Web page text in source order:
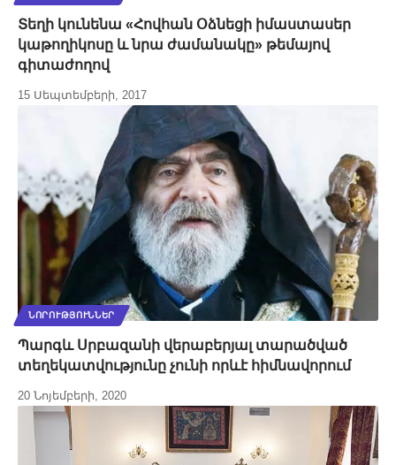
Տեղի կունենա «Հովհան Օձնեցի իմաստասեր
կաթողիկոսը և նրա ժամանակը» թեմայով
գիտաժողով
15 Սեպտեմբերի, 2017
ՆՈՐՈՒԹՅՈՒՆՆԵՐ
Պարգև Սրբազանի վերաբերյալ տարածված
տեղեկատվությունը չունի որևէ հիմնավորում
20 Նոյեմբերի, 2020